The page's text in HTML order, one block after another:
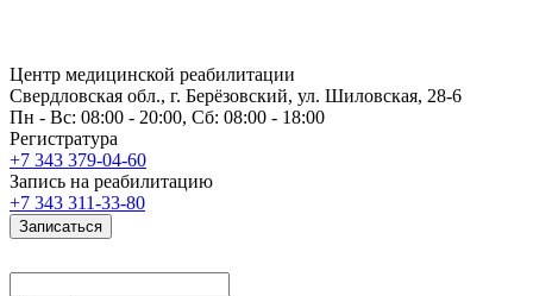
Центр медицинской реабилитации
Свердловская обл., г. Берёзовский, ул. Шиловская, 28-6
Пн - Вс: 08:00 - 20:00, Сб: 08:00 - 18:00
Регистратура
+7 343 379-04-60
Запись на реабилитацию
+7 343 311-33-80
Записаться